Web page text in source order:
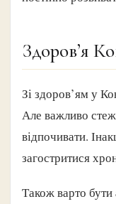
Здоров’я
Зі здоров’ям у
Але важливо
відпочивати.
загостритися
Також варто